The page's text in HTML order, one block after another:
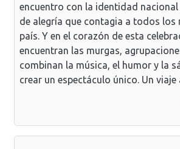
encuentro con la identidad nacional
de alegría que contagia a todos los
país. Y en el corazón de esta
encuentran las murgas,
combinan la música, el humor y la
crear un espectáculo único. Un viaje